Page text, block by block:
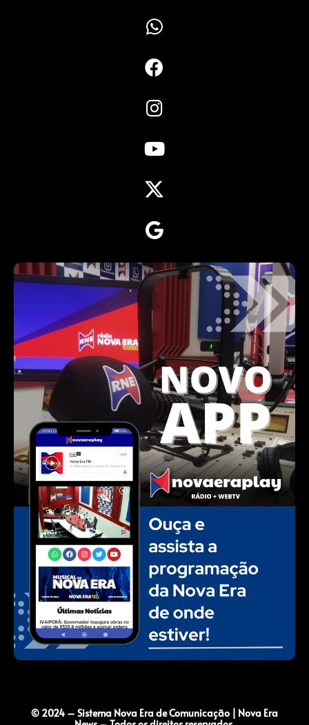
© 2024 – Sistema Nova Era de Comunicação | Nova Era